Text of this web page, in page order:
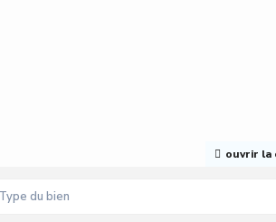
ouvrir la
Type du bien